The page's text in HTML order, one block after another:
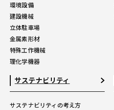
環境設備
建設機械
立体駐車場
金属素形材
特殊工作機械
理化学機器
サステナビリティ
サステナビリティの考え方